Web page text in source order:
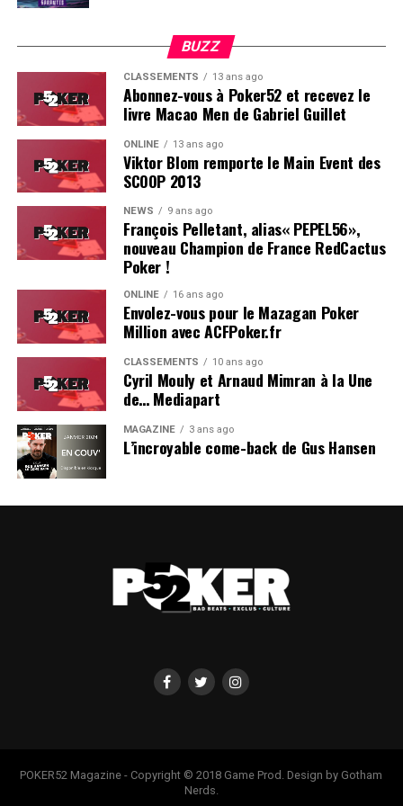
Soleau à gauche, sorti par Logghe au centre
BUZZ
CLASSEMENTS 13 ans ago
Abonnez-vous à Poker52 et recevez le
livre Macao Men de Gabriel Guillet
ONLINE 13 ans ago
Viktor Blom remporte le Main Event des
SCOOP 2013
NEWS 9 ans ago
François Pelletant, alias« PEPEL56»,
nouveau Champion de France RedCactus
Poker !
ONLINE 16 ans ago
Envolez-vous pour le Mazagan Poker
Million avec ACFPoker.fr
CLASSEMENTS 10 ans ago
Cyril Mouly et Arnaud Mimran à la Une
de… Mediapart
MAGAZINE 3 ans ago
L’incroyable come-back de Gus Hansen
POKER52 Magazine - Copyright © 2018 Game Prod. Design by Gotham
Nerds.